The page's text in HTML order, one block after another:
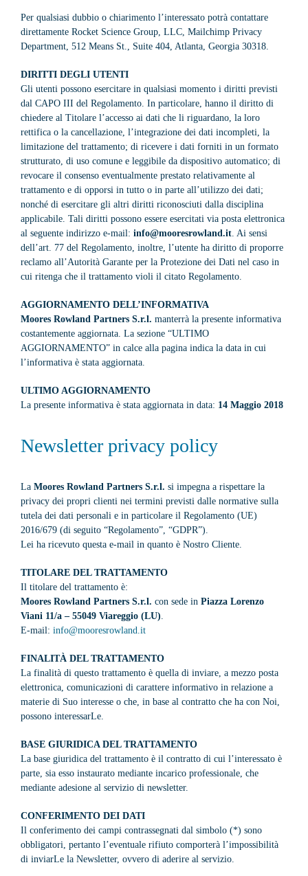
Per qualsiasi dubbio o chiarimento l’interessato potrà contattare
direttamente Rocket Science Group, LLC, Mailchimp Privacy
Department, 512 Means St., Suite 404, Atlanta, Georgia 30318.
DIRITTI DEGLI UTENTI
Gli utenti possono esercitare in qualsiasi momento i diritti previsti
dal CAPO III del Regolamento. In particolare, hanno il diritto di
chiedere al Titolare l’accesso ai dati che li riguardano, la loro
rettifica o la cancellazione, l’integrazione dei dati incompleti, la
limitazione del trattamento; di ricevere i dati forniti in un formato
strutturato, di uso comune e leggibile da dispositivo automatico; di
revocare il consenso eventualmente prestato relativamente al
trattamento e di opporsi in tutto o in parte all’utilizzo dei dati;
nonché di esercitare gli altri diritti riconosciuti dalla disciplina
applicabile. Tali diritti possono essere esercitati via posta elettronica
al seguente indirizzo e-mail: info@mooresrowland.it. Ai sensi
dell’art. 77 del Regolamento, inoltre, l’utente ha diritto di proporre
reclamo all’Autorità Garante per la Protezione dei Dati nel caso in
cui ritenga che il trattamento violi il citato Regolamento.
AGGIORNAMENTO DELL’INFORMATIVA
Moores Rowland Partners S.r.l. manterrà la presente informativa
costantemente aggiornata. La sezione “ULTIMO
AGGIORNAMENTO” in calce alla pagina indica la data in cui
l’informativa è stata aggiornata.
ULTIMO AGGIORNAMENTO
La presente informativa è stata aggiornata in data: 14 Maggio 2018
Newsletter privacy policy
La Moores Rowland Partners S.r.l. si impegna a rispettare la
privacy dei propri clienti nei termini previsti dalle normative sulla
tutela dei dati personali e in particolare il Regolamento (UE)
2016/679 (di seguito “Regolamento”, “GDPR”).
Lei ha ricevuto questa e-mail in quanto è Nostro Cliente.
TITOLARE DEL TRATTAMENTO
Il titolare del trattamento è:
Moores Rowland Partners S.r.l. con sede in Piazza Lorenzo
Viani 11/a – 55049 Viareggio (LU).
E-mail: info@mooresrowland.it
FINALITÀ DEL TRATTAMENTO
La finalità di questo trattamento è quella di inviare, a mezzo posta
elettronica, comunicazioni di carattere informativo in relazione a
materie di Suo interesse o che, in base al contratto che ha con Noi,
possono interessarLe.
BASE GIURIDICA DEL TRATTAMENTO
La base giuridica del trattamento è il contratto di cui l’interessato è
parte, sia esso instaurato mediante incarico professionale, che
mediante adesione al servizio di newsletter.
CONFERIMENTO DEI DATI
Il conferimento dei campi contrassegnati dal simbolo (*) sono
obbligatori, pertanto l’eventuale rifiuto comporterà l’impossibilità
di inviarLe la Newsletter, ovvero di aderire al servizio.